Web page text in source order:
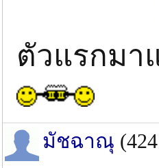
ตัวแรกมา
มัชฉาณุ (424